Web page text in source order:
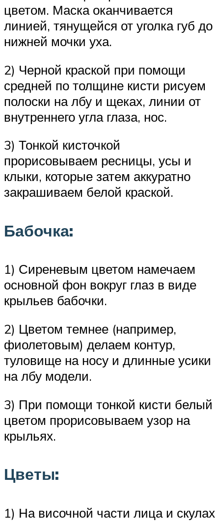
цветом. Маска оканчивается
линией, тянущейся от уголка губ до
нижней мочки уха.
2) Черной краской при помощи
средней по толщине кисти рисуем
полоски на лбу и щеках, линии от
внутреннего угла глаза, нос.
3) Тонкой кисточкой
прорисовываем ресницы, усы и
клыки, которые затем аккуратно
закрашиваем белой краской.
Бабочка:
1) Сиреневым цветом намечаем
основной фон вокруг глаз в виде
крыльев бабочки.
2) Цветом темнее (например,
фиолетовым) делаем контур,
туловище на носу и длинные усики
на лбу модели.
3) При помощи тонкой кисти белый
цветом прорисовываем узор на
крыльях.
Цветы:
1) На височной части лица и скулах